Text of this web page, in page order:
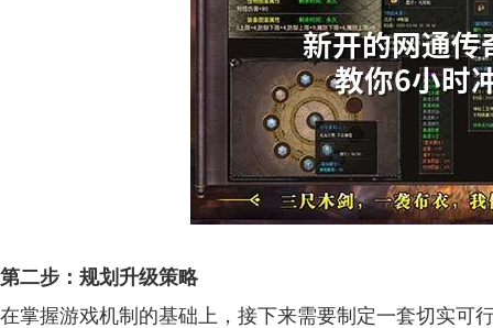
第二步：规划升级策略
在掌握游戏机制的基础上，接下来需要制定一套切实可